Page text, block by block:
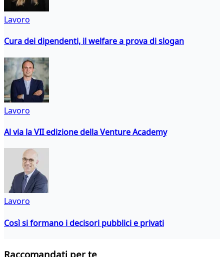
Lavoro
Cura dei dipendenti, il welfare a prova di slogan
Lavoro
Al via la VII edizione della Venture Academy
Lavoro
Così si formano i decisori pubblici e privati
Raccomandati per te